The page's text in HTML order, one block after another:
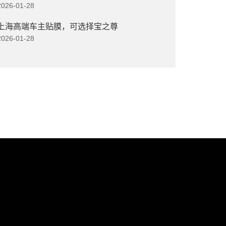
01-28
海高端车主贴膜，可选择宝之尊
01-28